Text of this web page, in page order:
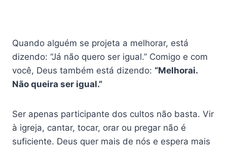
Quando alguém se projeta a melhorar, está
dizendo: “Já não quero ser igual.” Comigo e com
você, Deus também está dizendo: “Melhorai.
Não queira ser igual.”
Ser apenas participante dos cultos não basta. Vir
à igreja, cantar, tocar, orar ou pregar não é
suficiente. Deus quer mais de nós e espera mais